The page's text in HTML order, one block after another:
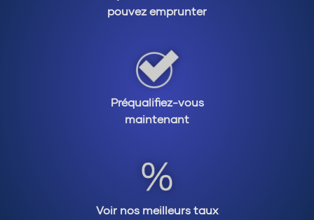
pouvez emprunter
Préqualifiez-vous
maintenant
Voir nos meilleurs taux